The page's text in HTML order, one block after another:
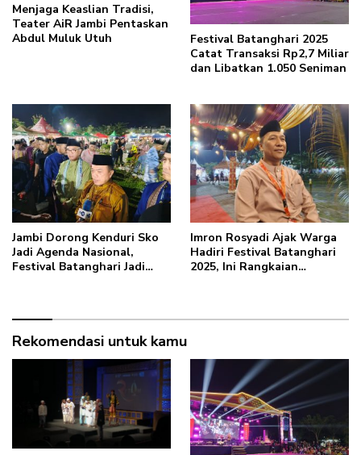
Menjaga Keaslian Tradisi,
Teater AiR Jambi Pentaskan
Abdul Muluk Utuh
Festival Batanghari 2025
Catat Transaksi Rp2,7 Miliar
dan Libatkan 1.050 Seniman
Jambi Dorong Kenduri Sko
Jadi Agenda Nasional,
Festival Batanghari Jadi
Imron Rosyadi Ajak Warga
Hadiri Festival Batanghari
2025, Ini Rangkaian
Rekomendasi untuk kamu